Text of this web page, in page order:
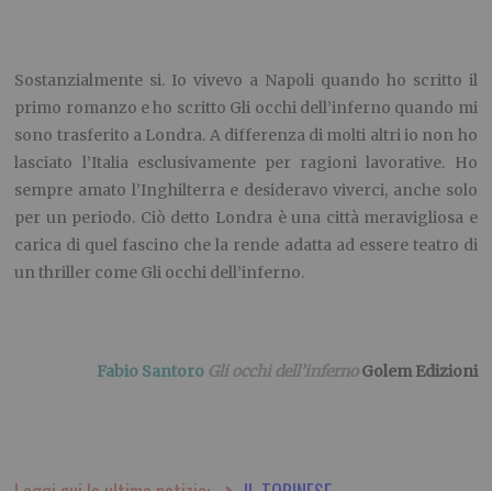
Sostanzialmente si. Io vivevo a Napoli quando ho scritto il
primo romanzo e ho scritto Gli occhi dell’inferno quando mi
sono trasferito a Londra. A differenza di molti altri io non ho
lasciato l’Italia esclusivamente per ragioni lavorative. Ho
sempre amato l’Inghilterra e desideravo viverci, anche solo
per un periodo. Ciò detto Londra è una città meravigliosa e
carica di quel fascino che la rende adatta ad essere teatro di
un thriller come Gli occhi dell’inferno.
Fabio Santoro Gli occhi dell’inferno Golem Edizioni